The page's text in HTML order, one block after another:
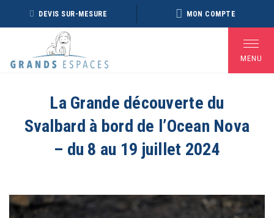
Panneau de gestion des cookies
BROCHURE RÉVEILLON
2026 – 2027
BROCHURE ARCTIQUE
2027 – NOUVELLE
VERSION
DEVIS SUR-MESURE MON COMPTE
MENU
La Grande découverte du
Svalbard à bord de l’Ocean Nova
– du 8 au 19 juillet 2024